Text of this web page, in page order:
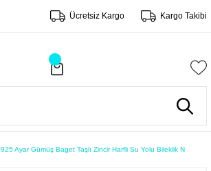
Ücretsiz Kargo Kargo Takibi
925 Ayar Gümüş Baget Taşlı Zincir Harfli Su Yolu Bileklik N